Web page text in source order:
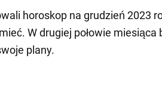
horoskop na grudzień 2023
W drugiej połowie miesiąca
plany.